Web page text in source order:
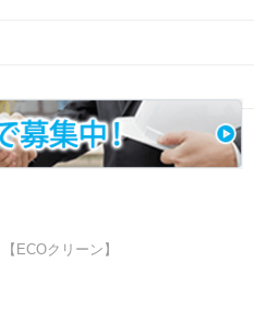
ECOクリーン】